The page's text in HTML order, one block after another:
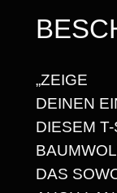
E
N
–
D
E
R
„ZEIGE
DEINEN
DIESEM
DAS